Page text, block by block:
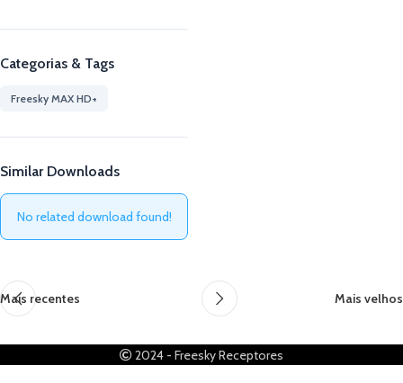
Categorias & Tags
Freesky MAX HD+
Similar Downloads
No related download found!
Mais recentes Mais velhos
2024 - Freesky Receptores